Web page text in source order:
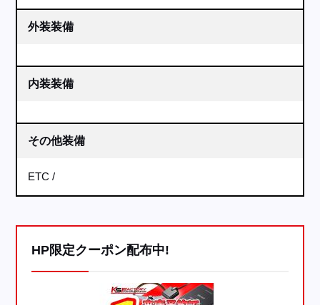
外装装備
内装装備
その他装備
ETC
HP限定クーポン配布中!